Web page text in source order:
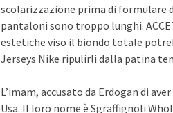
scolarizzazione prima di formulare
pantaloni sono troppo lunghi.
estetiche viso il biondo totale
Jerseys Nike ripulirli dalla patina
L’imam, accusato da Erdogan di
Usa. Il loro nome è Sgraffignoli